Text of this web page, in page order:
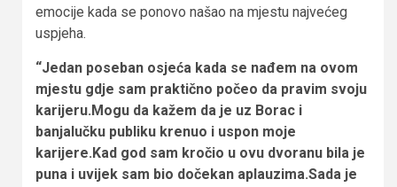
emocije kada se ponovo našao na mjestu najvećeg
uspjeha.
“Jedan poseban osjeća kada se nađem na ovom
mjestu gdje sam praktično počeo da pravim svoju
karijeru.Mogu da kažem da je uz Borac i
banjalučku publiku krenuo i uspon moje
karijere.Kad god sam kročio u ovu dvoranu bila je
puna i uvijek sam bio dočekan aplauzima.Sada je